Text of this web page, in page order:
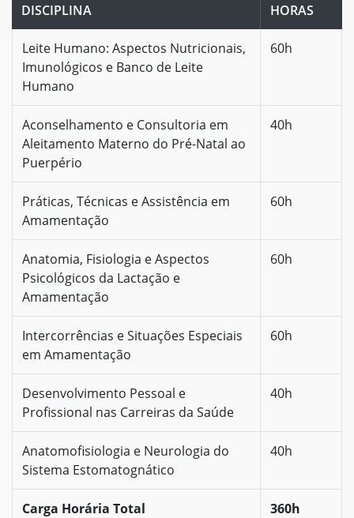
DISCIPLINA HORAS
Leite Humano: Aspectos Nutricionais,
Imunológicos e Banco de Leite
Humano
60h
Aconselhamento e Consultoria em
Aleitamento Materno do Pré-Natal ao
Puerpério
40h
Práticas, Técnicas e Assistência em
Amamentação
60h
Anatomia, Fisiologia e Aspectos
Psicológicos da Lactação e
Amamentação
60h
Intercorrências e Situações Especiais
em Amamentação
60h
Desenvolvimento Pessoal e
Profissional nas Carreiras da Saúde
40h
Anatomofisiologia e Neurologia do
Sistema Estomatognático
40h
Carga Horária Total 360h